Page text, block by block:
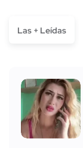
Las + Leídas